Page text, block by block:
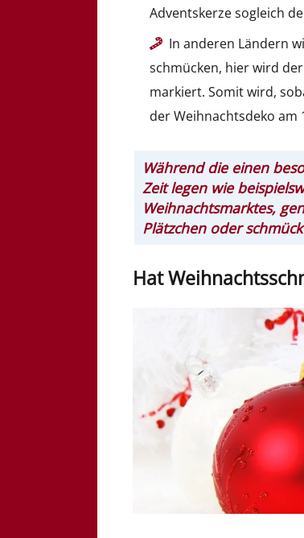
Adventskerze sogleich
In anderen Ländern
schmücken, hier wird
markiert. Somit wird,
der Weihnachtsdeko am
Während die einen
Zeit legen wie
Weihnachtsmarktes,
Plätzchen oder
Hat